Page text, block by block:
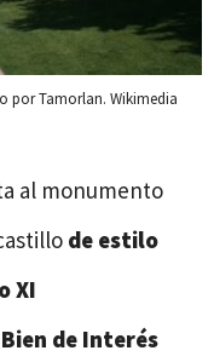
por Tamorlan. Wikimedia
al monumento
de estilo
XI
Bien de Interés